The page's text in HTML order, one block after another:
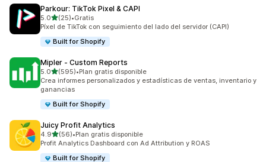
Parkour: TikTok Pixel & CAPI
5.0de 5 estrellas
(25)
25 reseñas en total
•Gratis
Píxel de TikTok con seguimiento del lado del servidor (CAPI)
Built for Shopify
Mipler ‑ Custom Reports
5.0de 5 estrellas
(595)
595 reseñas en total
•Plan gratis disponible
Crea informes personalizados y estadísticas de ventas, inventario y
ganancias
Built for Shopify
Juicy Profit Analytics
4.9de 5 estrellas
(56)
56 reseñas en total
•Plan gratis disponible
Profit Analytics Dashboard con Ad Attribution y ROAS
Built for Shopify